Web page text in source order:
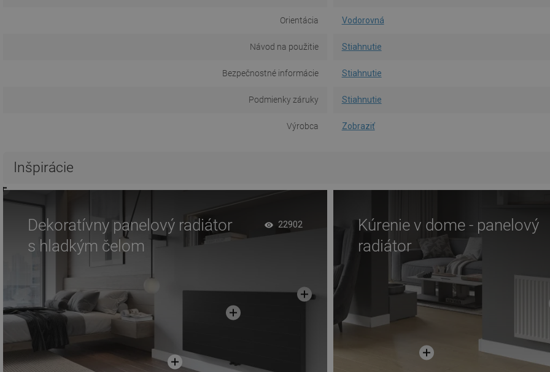
Orientácia Vodorovná
Návod na použitie Stiahnutie
Bezpečnostné informácie Stiahnutie
Podmienky záruky Stiahnutie
Výrobca Zobraziť
Inšpirácie
Dekoratívny panelový radiátor
s hladkým čelom
22902
Kúrenie v dome - panelový
radiátor